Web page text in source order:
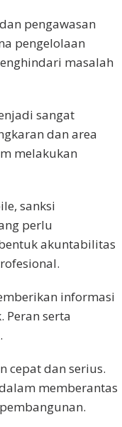
pengawasan
pengelolaan
masalah
sangat
dan area
melakukan
sanksi
perlu
akuntabilitas
informasi
serta
cepat dan serius.
memberantas